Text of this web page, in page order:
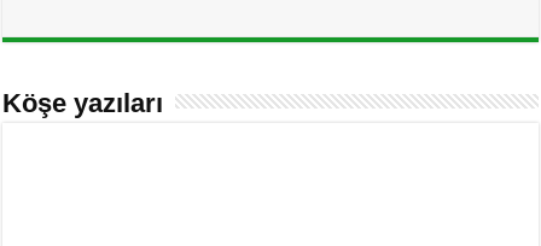
Köşe yazıları